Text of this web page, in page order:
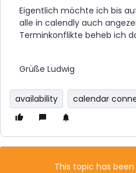
Eigentlich möchte ich bis
alle in calendly auch
Terminkonflikte beheb ich
Grüße Ludwig
availability calendar
This topic has